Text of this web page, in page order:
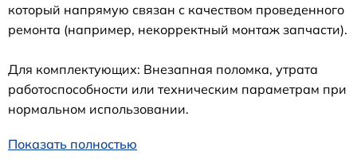
который напрямую связан с качеством проведенного
ремонта (например, некорректный монтаж запчасти).
Для комплектующих: Внезапная поломка, утрата
работоспособности или техническим параметрам при
нормальном использовании.
Показать полностью